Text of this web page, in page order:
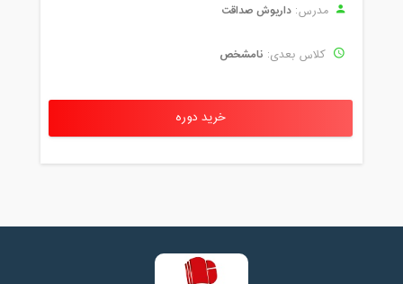
مدرس: داریوش صداقت
کلاس بعدی: نامشخص
خرید دوره